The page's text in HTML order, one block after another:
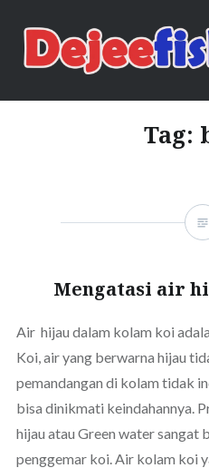
content
DEJEEFISH |
IKAN
Tag:
Mengatasi air
Air hijau dalam kolam koi
Koi, air yang berwarna hijau
pemandangan di kolam tidak
bisa dinikmati keindahannya.
hijau atau Green water sangat
penggemar koi. Air kolam koi